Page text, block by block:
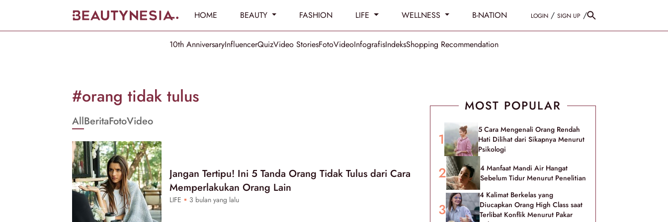
HOME BEAUTY FASHION LIFE WELLNESS B-NATION LOGIN / SIGN UP /
10th AnniversaryInfluencerQuizVideo StoriesFotoVideoInfografisIndeksShopping Recommendation
[GET_DATA_TITLE]
Beautynesia
#orang tidak tulus
AllBeritaFotoVideo
Jangan Tertipu! Ini 5 Tanda Orang Tidak Tulus dari Cara
Memperlakukan Orang Lain
LIFE 3 bulan yang lalu
MOST POPULAR
5 Cara Mengenali Orang Rendah
Hati Dilihat dari Sikapnya Menurut
Psikologi
4 Manfaat Mandi Air Hangat
Sebelum Tidur Menurut Penelitian
4 Kalimat Berkelas yang
Diucapkan Orang High Class saat
Terlibat Konflik Menurut Pakar